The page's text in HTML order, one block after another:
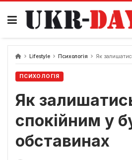
Перейти
вмісту
Lifestyle Психологія Як залишатись
ПСИХОЛОГІЯ
Як
спокійним у
обставинах